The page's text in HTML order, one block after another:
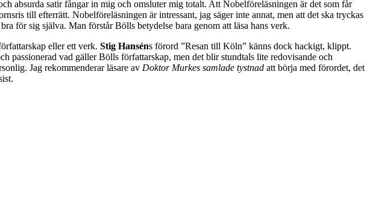
absurda satir fångar in mig och omsluter mig totalt. Att Nobelföreläsningen är det som får
till efterrätt. Nobelföreläsningen är intressant, jag säger inte annat, men att det ska tryckas
för sig själva. Man förstår Bölls betydelse bara genom att läsa hans verk.
eller ett verk. Stig Hanséns förord ”Resan till Köln” känns dock hackigt, klippt.
passionerad vad gäller Bölls författarskap, men det blir stundtals lite redovisande och
Jag rekommenderar läsare av Doktor Murkes samlade tystnad att börja med förordet, det